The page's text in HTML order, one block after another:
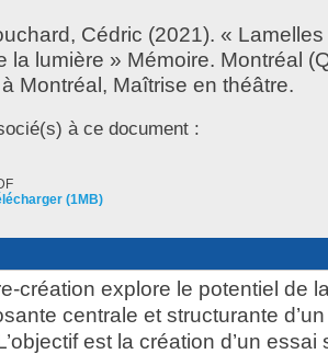
Cédric (2021). «
la lumière » Mémoire. Montréal
Montréal, Maîtrise en théâtre.
à ce document :
(1MB)
création explore le potentiel de
centrale et structurante d’un
est la création d’un